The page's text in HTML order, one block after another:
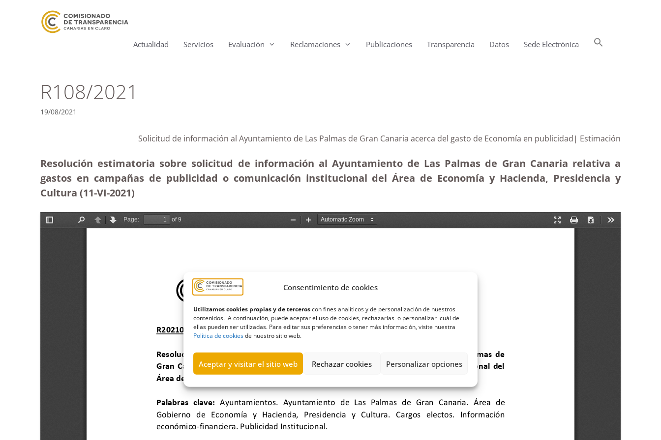
Consentimiento de cookies
Utilizamos cookies propias y de terceroscon fines analíticos y de personalización de nuestros
contenidos. A continuación, puede aceptar el uso de cookies, rechazarlas o personalizar cuál de
ellas pueden ser utilizadas. Para editar sus preferencias o tener más información, visite nuestra
Política de cookiesde nuestro sitio web.
Aceptar y visitar el sitio web Rechazar cookies Personalizar opciones
Actualidad Servicios Evaluación Reclamaciones Publicaciones Transparencia Datos Sede Electrónica
R108/2021
19/08/2021
Solicitud de información al Ayuntamiento de Las Palmas de Gran Canaria acerca del gasto de Economía en publicidad| Estimación
Resolución estimatoria sobre solicitud de información al Ayuntamiento de Las Palmas de Gran Canaria relativa a
gastos en campañas de publicidad o comunicación institucional del Área de Economía y Hacienda, Presidencia y
Cultura (11-VI-2021)